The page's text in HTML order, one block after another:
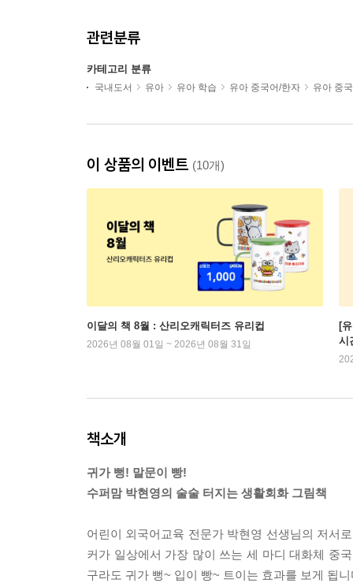
관련분류
카테고리 분류
국내도서 유아 유아 학습 유아 중국어/한자 유아 중
이 상품의 이벤트 (10개)
이달의 책 8월 : 산리오캐릭터즈 유리컵
2026년 08월 01일 ~ 2026년 08월 31일
[
시
책소개
귀가 뻥! 말문이 빵!
수퍼맘 박현영의 술술 터지는 생활회화 그림책
어린이 외국어교육 전문가 박현영 선생님의 저서
커가 일상에서 가장 많이 쓰는 세 마디 대화체 중
구라도 귀가 뻥~ 입이 빵~ 트이는 효과를 보게 됩니